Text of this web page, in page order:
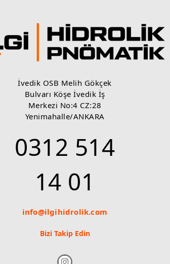
İvedik OSB Melih Gökçek
Bulvarı Köşe İvedik İş
Merkezi No:4 CZ:28
Yenimahalle/ANKARA
0312 514
14 01
info@ilgihidrolik.com
Bizi Takip Edin